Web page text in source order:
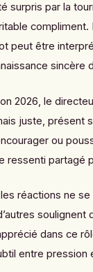
surpris par la
compliment.
peut être
sincère
2026, le
juste, présent
ou
ressenti partagé
réactions ne
dans ce
entre